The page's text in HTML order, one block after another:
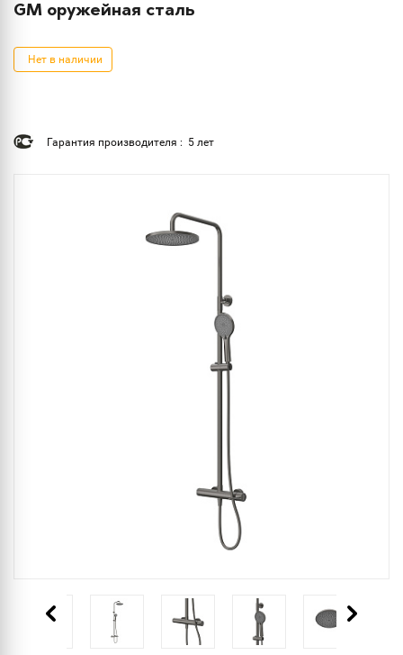
GM оружейная сталь
Нет в наличии
Гарантия производителя : 5 лет